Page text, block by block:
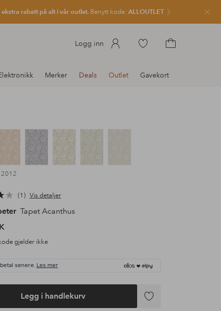
ekstra rabatt på alt i vår outlet. Benytt kode: ALLOUTLET Lukk
Logg inn
Gå
produkterhandlekurven
Merker Deals Outlet Gavekort
2012
1 Vis detaljer
Tapet Acanthus
gjelder ikke
betal senere. Les mer
Legg i handlekurv
Legg